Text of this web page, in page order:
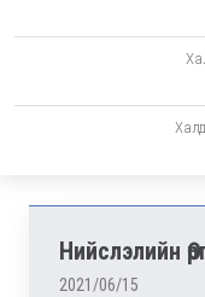
Нийслэлийн
2021/06/15